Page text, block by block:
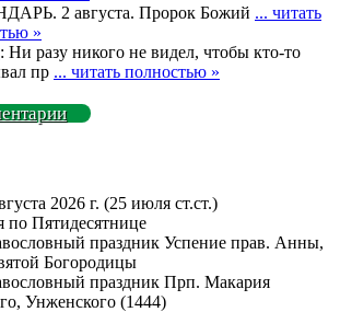
2 августа. Пророк Божий ... читать
»
: Ни разу никого не видел, чтобы кто-то
пр ... читать полностью »
2026 г. (25 июля ст.ст.)
по Пятидесятнице
Успение прав. Анны,
Богородицы
Прп. Макария
Унженского (1444)